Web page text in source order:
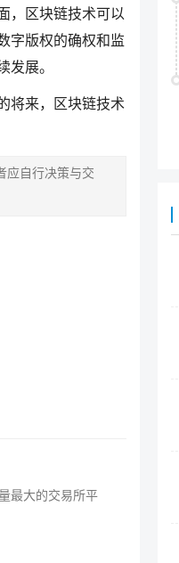
，区块链技术可以
字版权的确权和监
发展。
将来，区块链技术
应自行决策与交
最大的交易所平